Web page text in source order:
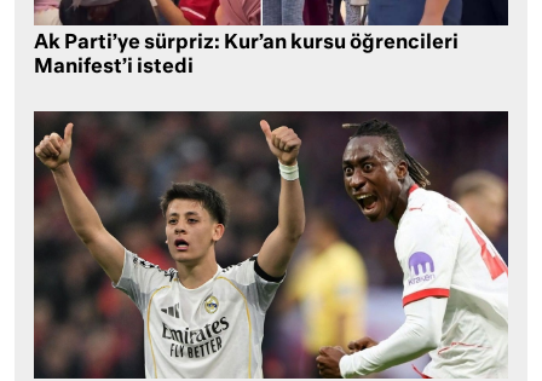
Ak Parti’ye sürpriz: Kur’an kursu öğrencileri
Manifest’i istedi